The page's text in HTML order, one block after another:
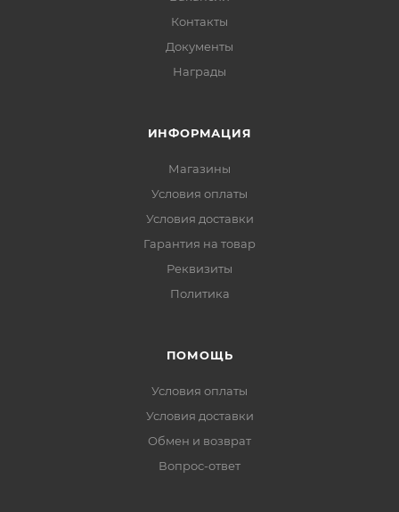
Контакты
Документы
Награды
ИНФОРМАЦИЯ
Магазины
Условия оплаты
Условия доставки
Гарантия на товар
Реквизиты
Политика
ПОМОЩЬ
Условия оплаты
Условия доставки
Обмен и возврат
Вопрос-ответ